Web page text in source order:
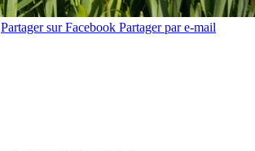
Partager sur Facebook Partager par e-mail